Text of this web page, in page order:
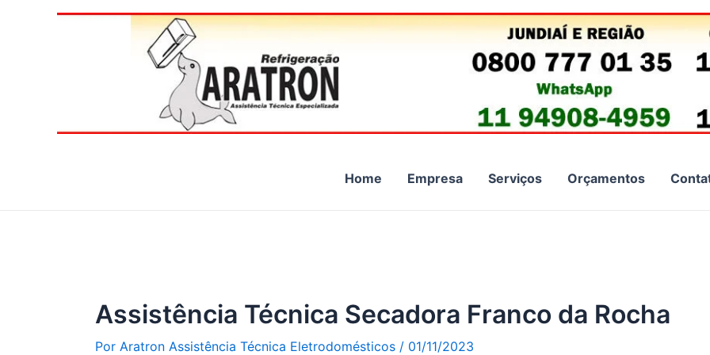
Home Empresa Serviços Orçamentos
Assistência Técnica Secadora Franco da Rocha
Por Aratron Assistência Técnica Eletrodomésticos / 01/11/2023